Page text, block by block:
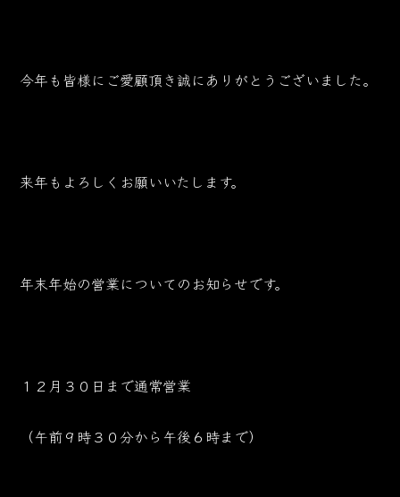
今年も皆様にご愛顧頂き誠にありがとうございました。
来年もよろしくお願いいたします。
年末年始の営業についてのお知らせです。
１２月３０日まで通常営業
（午前９時３０分から午後６時まで）